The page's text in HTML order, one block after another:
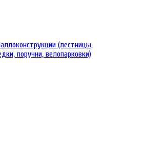
(лестницы,
поручни, велопарковки)